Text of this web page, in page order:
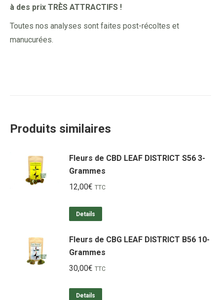
à des prix TRÈS ATTRACTIFS !
Toutes nos analyses sont faites post-récoltes et
manucurées.
Produits similaires
Fleurs de CBD LEAF DISTRICT S56 3-
Grammes
12,00€ TTC
Details
Fleurs de CBG LEAF DISTRICT B56 10-
Grammes
30,00€ TTC
Details